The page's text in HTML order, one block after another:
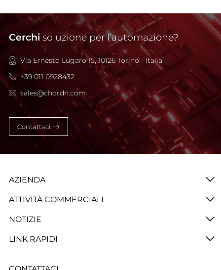
Cerchisoluzione per l’automazione?
Via Ernesto Lugaro 15, 10126 Torino - Italia
+39 011 0928432
sales@chordn.com
Contattaci
AZIENDA
ATTIVITÀ COMMERCIALI
NOTIZIE
LINK RAPIDI